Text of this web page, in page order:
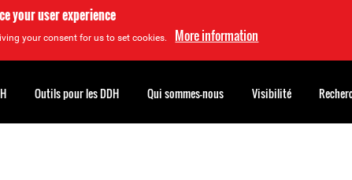
your user experience
your consent for us to set cookies. More information
Outils pour les DDH Qui sommes-nous Visibilité